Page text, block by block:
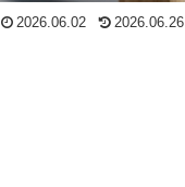
2026.06.02 2026.06.26